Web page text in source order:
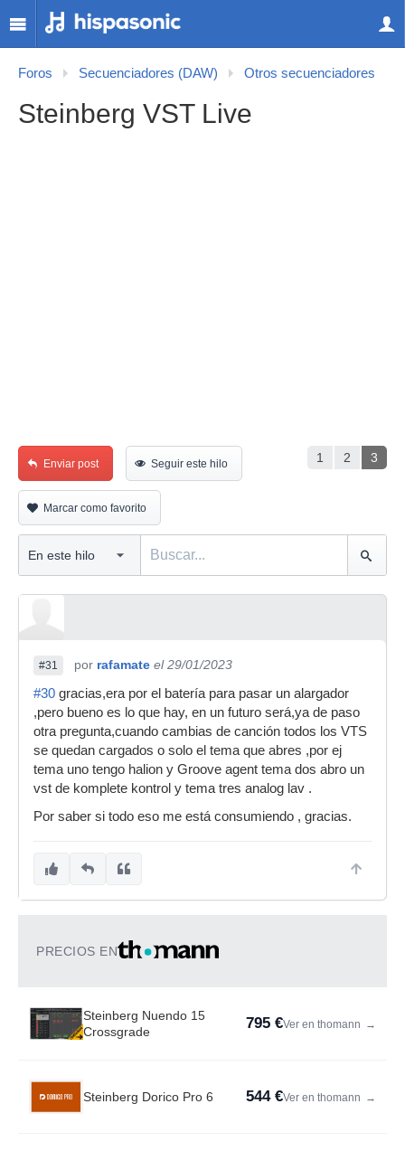
Foros Secuenciadores (DAW) Otros secuenciadores
Steinberg VST Live
1 2 3
Enviar post Seguir este hilo
Marcar como favorito
#31 por rafamate el 29/01/2023
#30 gracias,era por el batería para pasar un alargador
,pero bueno es lo que hay, en un futuro será,ya de paso
otra pregunta,cuando cambias de canción todos los VTS
se quedan cargados o solo el tema que abres ,por ej
tema uno tengo halion y Groove agent tema dos abro un
vst de komplete kontrol y tema tres analog lav .
Por saber si todo eso me está consumiendo , gracias.
PRECIOS EN
Steinberg Nuendo 15
Crossgrade
795 €Ver en thomann →
Steinberg Dorico Pro 6 544 €Ver en thomann →